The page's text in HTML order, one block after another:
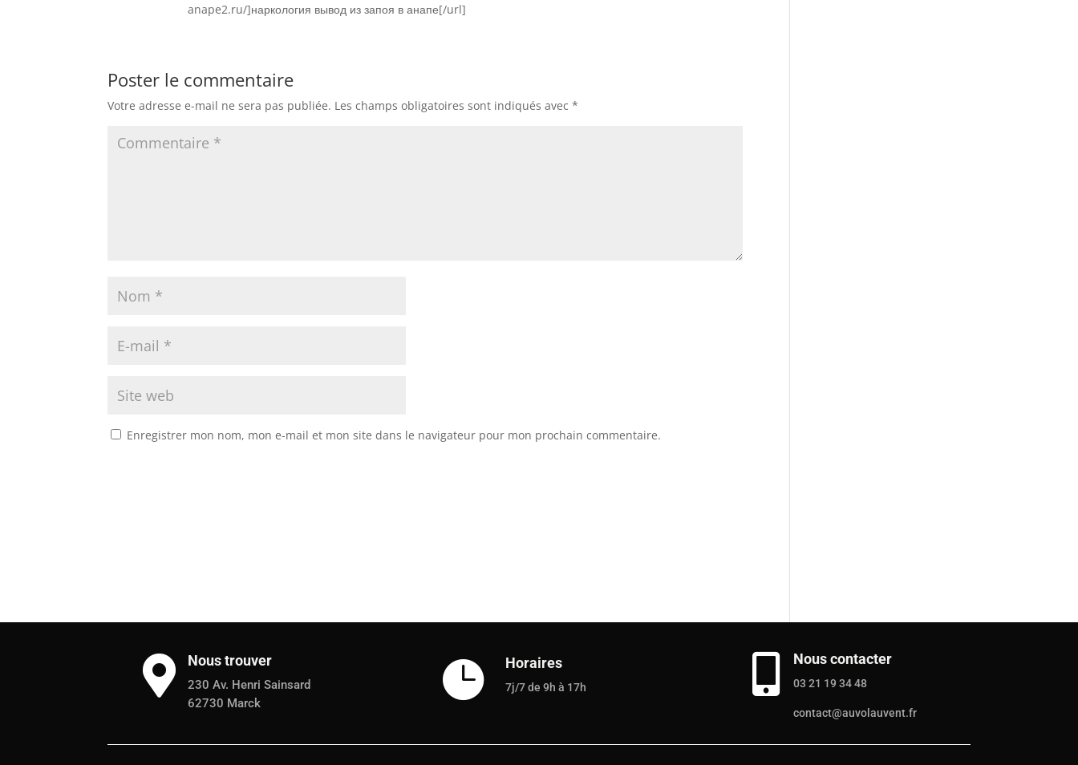
anape2.ru/]наркология вывод из запоя в анапе[/url]
Poster le commentaire
Votre adresse e-mail ne sera pas publiée. Les champs obligatoires sont indiqués avec*
Enregistrer mon nom, mon e-mail et mon site dans le navigateur pour mon prochain commentaire.
 Nous trouver
230 Av. Henri Sainsard
62730 Marck
 Horaires
7j/7 de 9h à 17h  Nous contacter
03 21 19 34 48
contact@auvolauvent.fr